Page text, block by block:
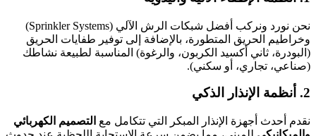
نحن نورد ونركب أفضل شبكات الرش الآلي (Sprinkler Systems)
وخراطيم الحريق المتطورة، بالإضافة إلى توفير طفايات الحريق
(البودرة، ثاني أكسيد الكربون، والرغوة) المناسبة لطبيعة نشاطك
(صناعي، تجاري، أو سكني).
2. أنظمة الإنذار الذكي
نقدم أحدث أجهزة الإنذار المبكر التي تتكامل مع التصميم الكهربائي